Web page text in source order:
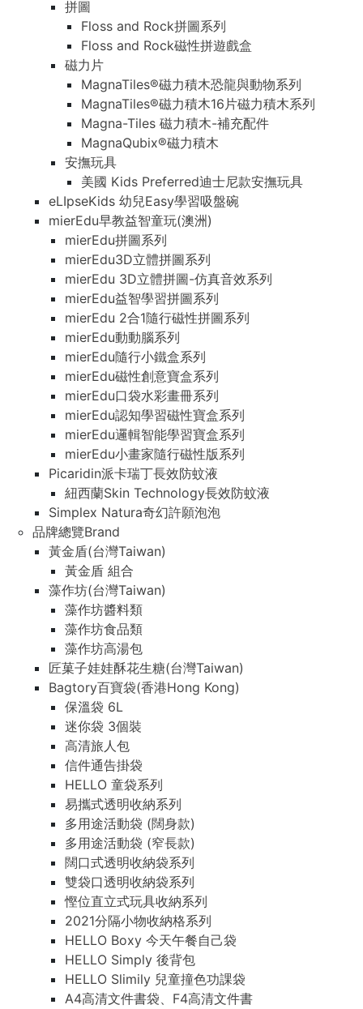
拼圖
Floss and Rock拼圖系列
Floss and Rock磁性拼遊戲盒
磁力片
MagnaTiles®磁力積木恐龍與動物系列
MagnaTiles®磁力積木16片磁力積木系列
Magna-Tiles 磁力積木-補充配件
MagnaQubix®磁力積木
安撫玩具
美國 Kids Preferred迪士尼款安撫玩具
eLIpseKids 幼兒Easy學習吸盤碗
mierEdu早教益智童玩(澳洲)
mierEdu拼圖系列
mierEdu3D立體拼圖系列
mierEdu 3D立體拼圖-仿真音效系列
mierEdu益智學習拼圖系列
mierEdu 2合1隨行磁性拼圖系列
mierEdu動動腦系列
mierEdu隨行小鐵盒系列
mierEdu磁性創意寶盒系列
mierEdu口袋水彩畫冊系列
mierEdu認知學習磁性寶盒系列
mierEdu邏輯智能學習寶盒系列
mierEdu小畫家隨行磁性版系列
Picaridin派卡瑞丁長效防蚊液
紐西蘭Skin Technology長效防蚊液
Simplex Natura奇幻許願泡泡
品牌總覽Brand
黃金盾(台灣Taiwan)
黃金盾 組合
藻作坊(台灣Taiwan)
藻作坊醬料類
藻作坊食品類
藻作坊高湯包
匠菓子娃娃酥花生糖(台灣Taiwan)
Bagtory百寶袋(香港Hong Kong)
保溫袋 6L
迷你袋 3個裝
高清旅人包
信件通告掛袋
HELLO 童袋系列
易攜式透明收納系列
多用途活動袋 (闊身款)
多用途活動袋 (窄長款)
闊口式透明收納袋系列
雙袋口透明收納袋系列
慳位直立式玩具收納系列
2021分隔小物收納格系列
HELLO Boxy 今天午餐自己袋
HELLO Simply 後背包
HELLO Slimily 兒童撞色功課袋
A4高清文件書袋、F4高清文件書